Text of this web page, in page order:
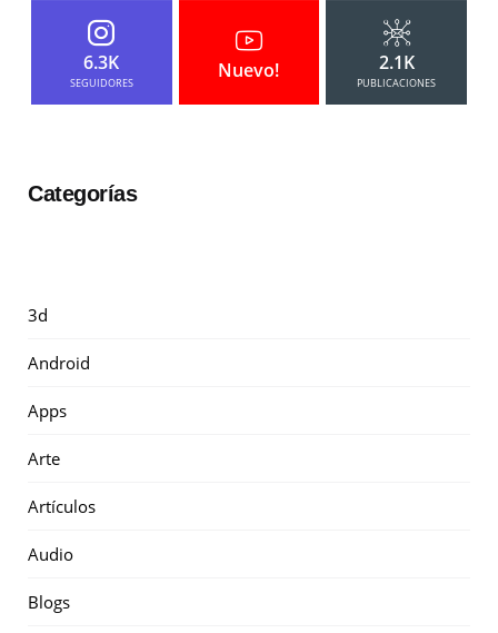
6.3K
SEGUIDORES
Nuevo! 2.1K
PUBLICACIONES
Categorías
3d
Android
Apps
Arte
Artículos
Audio
Blogs